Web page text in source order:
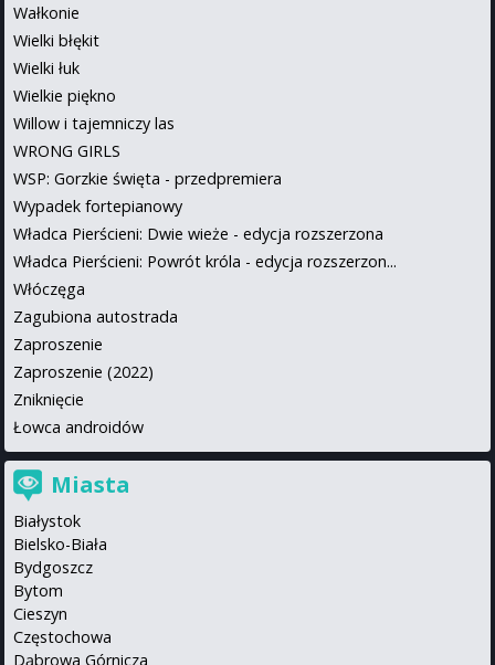
Wałkonie
Wielki błękit
Wielki łuk
Wielkie piękno
Willow i tajemniczy las
WRONG GIRLS
WSP: Gorzkie święta - przedpremiera
Wypadek fortepianowy
Władca Pierścieni: Dwie wieże - edycja rozszerzona
Władca Pierścieni: Powrót króla - edycja rozszerzon...
Włóczęga
Zagubiona autostrada
Zaproszenie
Zaproszenie (2022)
Zniknięcie
Łowca androidów
Miasta
Białystok
Bielsko-Biała
Bydgoszcz
Bytom
Cieszyn
Częstochowa
Dąbrowa Górnicza